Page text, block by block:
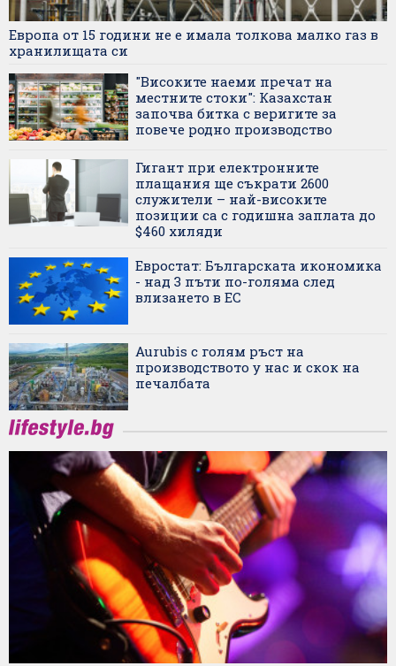
Европа от 15 години не е имала толкова малко газ в
хранилищата си
"Високите наеми пречат на
местните стоки": Казахстан
започва битка с веригите за
повече родно производство
Гигант при електронните
плащания ще съкрати 2600
служители – най-високите
позиции са с годишна заплата до
$460 хиляди
Евростат: Българската икономика
- над 3 пъти по-голяма след
влизането в ЕС
Aurubis с голям ръст на
производството у нас и скок на
печалбата